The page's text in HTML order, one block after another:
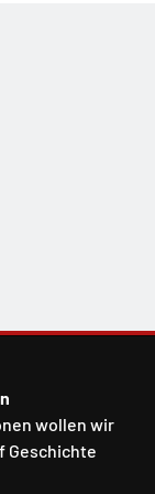
wollen wir
Geschichte